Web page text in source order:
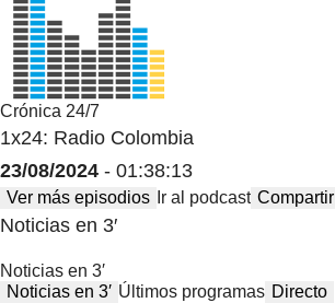
Crónica 24/7
1x24: Radio Colombia
23/08/2024 - 01:38:13
Ver más episodios Ir al podcast Compartir
Noticias en 3′
Noticias en 3′
Noticias en 3′ Últimos programas Directo